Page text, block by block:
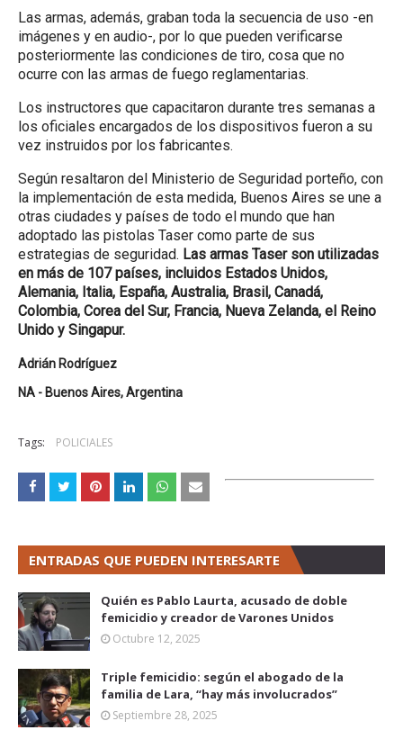
Las armas, además, graban toda la secuencia de uso -en
imágenes y en audio-, por lo que pueden verificarse
posteriormente las condiciones de tiro, cosa que no
ocurre con las armas de fuego reglamentarias.
Los instructores que capacitaron durante tres semanas a
los oficiales encargados de los dispositivos fueron a su
vez instruidos por los fabricantes.
Según resaltaron del Ministerio de Seguridad porteño, con
la implementación de esta medida, Buenos Aires se une a
otras ciudades y países de todo el mundo que han
adoptado las pistolas Taser como parte de sus
estrategias de seguridad. Las armas Taser son utilizadas
en más de 107 países, incluidos Estados Unidos,
Alemania, Italia, España, Australia, Brasil, Canadá,
Colombia, Corea del Sur, Francia, Nueva Zelanda, el Reino
Unido y Singapur.
Adrián Rodríguez
NA - Buenos Aires, Argentina
Tags: POLICIALES
ENTRADAS QUE PUEDEN INTERESARTE
Quién es Pablo Laurta, acusado de doble
femicidio y creador de Varones Unidos
Octubre 12, 2025
Triple femicidio: según el abogado de la
familia de Lara, “hay más involucrados”
Septiembre 28, 2025